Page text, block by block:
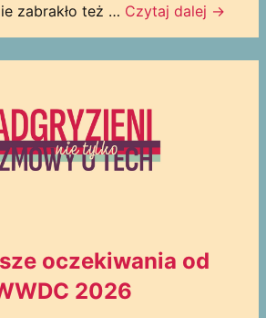
zabrakło też … Czytaj dalej →
oczekiwania od
2026